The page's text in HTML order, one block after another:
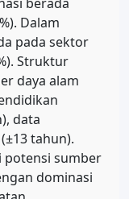
Dalam
pada sektor
Struktur
daya alam
data
tahun).
potensi sumber
dominasi